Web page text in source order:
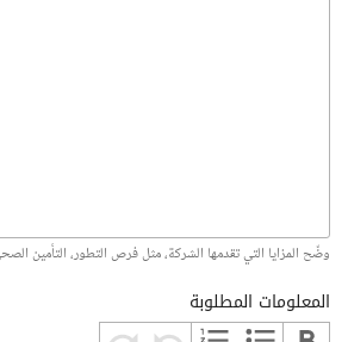
وضّح المزايا التي تقدمها الشركة، مثل فرص التطور، التأمين
المعلومات المطلوبة